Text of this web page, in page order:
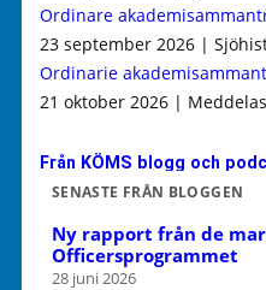
Ordinare
23 september 2026 |
Ordinarie
21 oktober 2026 |
Från KÖMS blogg och
SENASTE FRÅN BLOGGEN
Ny rapport från de
Officersprogrammet
28 juni 2026